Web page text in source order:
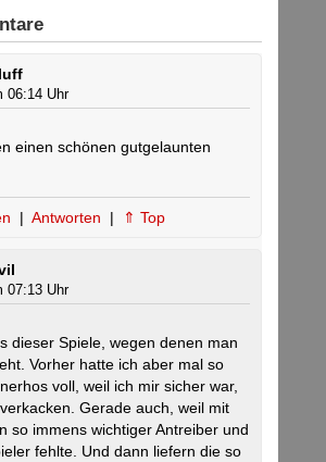
06:14 Uhr
einen schönen gutgelaunten
| Antworten | ⇑ Top
07:13 Uhr
dieser Spiele, wegen denen man
Vorher hatte ich aber mal so
voll, weil ich mir sicher war,
Gerade auch, weil mit
so immens wichtiger Antreiber und
fehlte. Und dann liefern die so